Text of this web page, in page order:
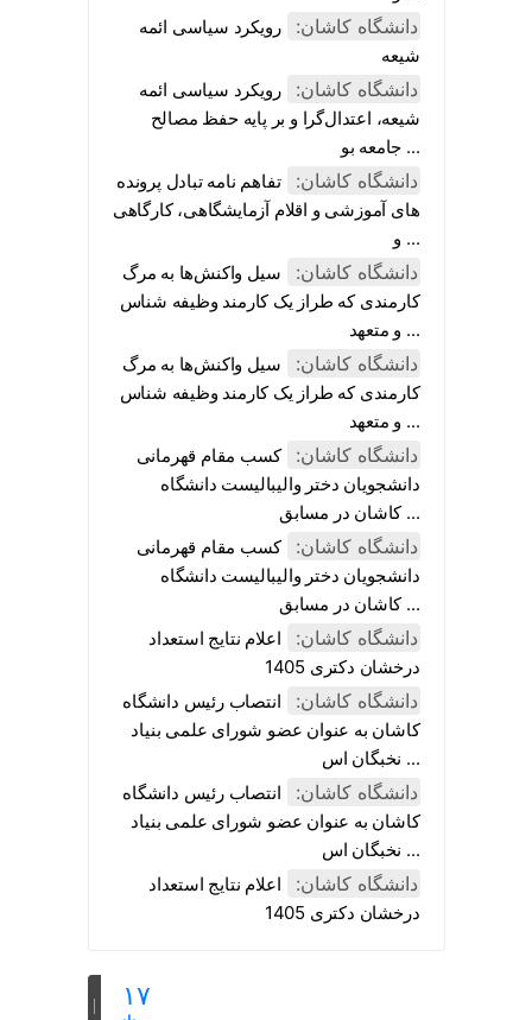
دانشگاه کاشان:
رویکرد سیاسی ائمه
شیعه
دانشگاه کاشان:
رویکرد سیاسی ائمه
شیعه، اعتدال‌گرا و بر پایه حفظ مصالح
جامعه بو ...
دانشگاه کاشان:
تفاهم نامه تبادل پرونده‌
های آموزشی و اقلام آزمایشگاهی، کارگاهی
و ...
دانشگاه کاشان:
سیل واکنش‌ها به مرگ
کارمندی که طراز یک کارمند وظیفه شناس
و متعهد ...
دانشگاه کاشان:
سیل واکنش‌ها به مرگ
کارمندی که طراز یک کارمند وظیفه شناس
و متعهد ...
دانشگاه کاشان:
کسب مقام قهرمانی
دانشجویان دختر والیبالیست دانشگاه
کاشان در مسابق ...
دانشگاه کاشان:
کسب مقام قهرمانی
دانشجویان دختر والیبالیست دانشگاه
کاشان در مسابق ...
دانشگاه کاشان:
اعلام نتایج استعداد
درخشان دکتری 1405
دانشگاه کاشان:
انتصاب رئیس دانشگاه
کاشان به عنوان عضو شورای علمی بنیاد
نخبگان اس ...
دانشگاه کاشان:
انتصاب رئیس دانشگاه
کاشان به عنوان عضو شورای علمی بنیاد
نخبگان اس ...
دانشگاه کاشان:
اعلام نتایج استعداد
درخشان دکتری 1405
۱۷